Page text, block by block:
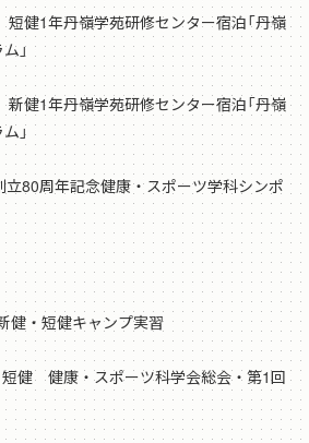
短健1年丹嶺学苑研修センター宿泊「丹嶺
」
新健1年丹嶺学苑研修センター宿泊「丹嶺
ム」
周年記念健康・スポーツ学科シンポ
健・短健キャンプ実習
健康・スポーツ科学会総会・第1回